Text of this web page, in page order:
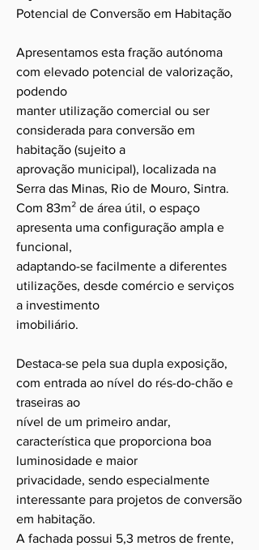
Potencial de Conversão em Habitação
Apresentamos esta fração autónoma
com elevado potencial de valorização,
podendo
manter utilização comercial ou ser
considerada para conversão em
habitação (sujeito a
aprovação municipal), localizada na
Serra das Minas, Rio de Mouro, Sintra.
Com 83m² de área útil, o espaço
apresenta uma configuração ampla e
funcional,
adaptando-se facilmente a diferentes
utilizações, desde comércio e serviços
a investimento
imobiliário.
Destaca-se pela sua dupla exposição,
com entrada ao nível do rés-do-chão e
traseiras ao
nível de um primeiro andar,
característica que proporciona boa
luminosidade e maior
privacidade, sendo especialmente
interessante para projetos de conversão
em habitação.
A fachada possui 5,3 metros de frente,